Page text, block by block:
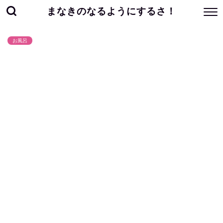
まなきのなるようにするさ！
お風呂